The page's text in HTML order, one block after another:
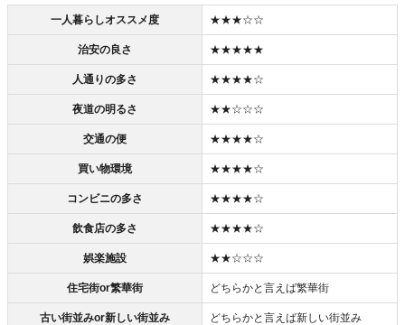
一人暮らしオススメ度 ★★★☆☆
治安の良さ ★★★★★
人通りの多さ ★★★★☆
夜道の明るさ ★★☆☆☆
交通の便 ★★★★☆
買い物環境 ★★★★☆
コンビニの多さ ★★★★☆
飲食店の多さ ★★★★☆
娯楽施設 ★★☆☆☆
住宅街or繁華街 どちらかと言えば繁華街
古い街並みor新しい街並み どちらかと言えば新しい街並み